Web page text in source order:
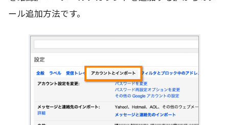
ール追加方法です。